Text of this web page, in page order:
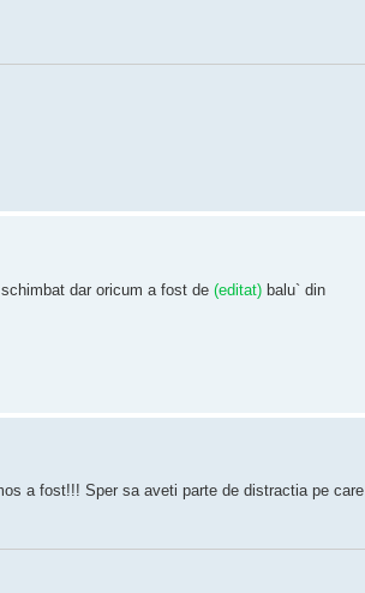
dar oricum a fost de (editat) balu` din
a fost!!! Sper sa aveti parte de distractia pe care